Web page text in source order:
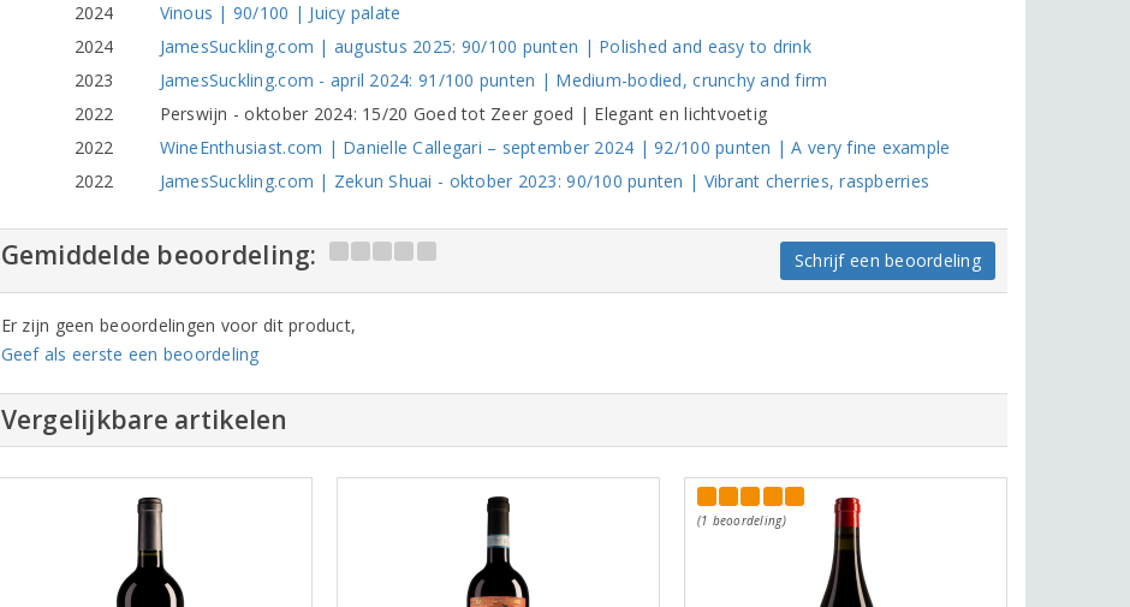
2024
Vinous | 90/100 | Juicy palate
2024
JamesSuckling.com | augustus 2025: 90/100 punten | Polished and easy to drink
2023
JamesSuckling.com - april 2024: 91/100 punten | Medium-bodied, crunchy and firm
2022
Perswijn - oktober 2024: 15/20 Goed tot Zeer goed | Elegant en lichtvoetig
2022
WineEnthusiast.com | Danielle Callegari – september 2024 | 92/100 punten | A very fine example
2022
JamesSuckling.com | Zekun Shuai - oktober 2023: 90/100 punten | Vibrant cherries, raspberries
Gemiddelde beoordeling: Schrijf een beoordeling
Er zijn geen beoordelingen voor dit product,
Geef als eerste een beoordeling
Vergelijkbare artikelen
(1 beoordeling)